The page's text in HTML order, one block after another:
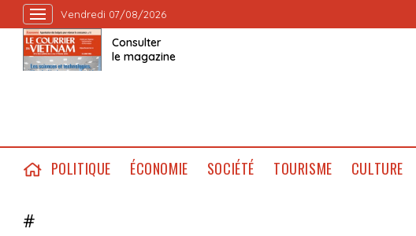
Vendredi 07/08/2026
Consulter
le magazine
POLITIQUE ÉCONOMIE SOCIÉTÉ TOURISME CULTURE
#